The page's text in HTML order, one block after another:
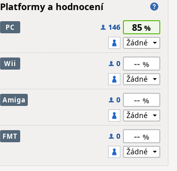
Platformy a hodnocení
PC 146 85
Wii 0 --
Amiga 0 --
FMT 0 --